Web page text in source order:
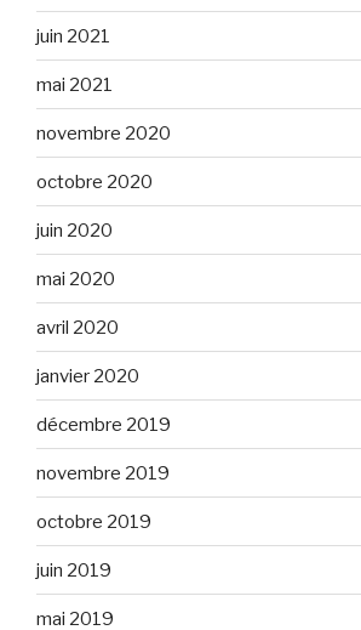
juin 2021
mai 2021
novembre 2020
octobre 2020
juin 2020
mai 2020
avril 2020
janvier 2020
décembre 2019
novembre 2019
octobre 2019
juin 2019
mai 2019